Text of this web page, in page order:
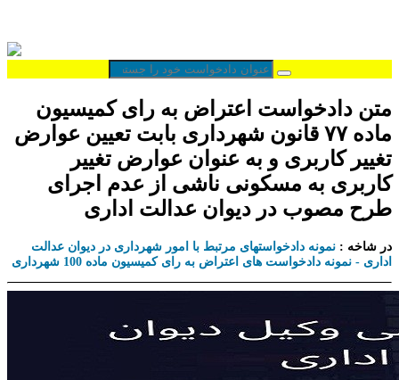
متن دادخواست اعتراض به رای کمیسیون
ماده ۷۷ قانون شهرداری بابت تعیین عوارض
تغییر کاربری و به عنوان عوارض تغییر
کاربری به مسکونی ناشی از عدم اجرای
طرح مصوب در دیوان عدالت اداری
در شاخه : نمونه دادخواستهای مرتبط با امور شهرداری در دیوان عدالت
اداری - نمونه دادخواست های اعتراض به رای کمیسیون ماده 100 شهرداری